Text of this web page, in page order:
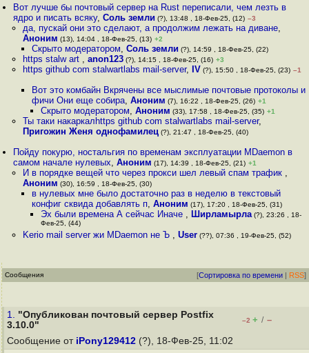
Вот лучше бы почтовый сервер на Rust переписали, чем лезть в
ядро и писать всяку,Соль земли (?), 13:48 , 18-Фев-25, (12) –3
да, пускай они это сделают, а продолжим лежать на диване,
Аноним (13), 14:04 , 18-Фев-25, (13) +2
Скрыто модератором, Соль земли (?), 14:59 , 18-Фев-25, (22)
https stalw art , anon123(?), 14:15 , 18-Фев-25, (16) +3
https github com stalwartlabs mail-server, IV (?), 15:50 , 18-Фев-25, (23) –1
Вот это комбайн Вкрячены все мыслимые почтовые протоколы и
фичи Они еще собира, Аноним (7), 16:22 , 18-Фев-25, (26) +1
Скрыто модератором,Аноним (33), 17:58 , 18-Фев-25, (35) +1
Ты таки накаркалhttps github com stalwartlabs mail-server,
Пригожин Женя однофамилец(?), 21:47 , 18-Фев-25, (40)
Пойду покурю, ностальгия по временам эксплуатации MDaemon в
самом начале нулевых,Аноним (17), 14:39 , 18-Фев-25, (21) +1
И в порядке вещей что через прокси шел левый спам трафик ,
Аноним (30), 16:59 , 18-Фев-25, (30)
в нулевых мне было достаточно раз в неделю в текстовый
конфиг сквида добавлять п, Аноним (17), 17:20 , 18-Фев-25, (31)
Эх были времена А сейчас Иначе , Ширламырла (?), 23:26 , 18-
Фев-25, (44)
Kerio mail server жи MDaemon не Ъ , User(??), 07:36 , 19-Фев-25, (52)
Сообщения [Сортировка по времени | RSS]
1. "Опубликован почтовый сервер Postfix
3.10.0"
–2 + / –
Сообщение от iPony129412 (?), 18-Фев-25, 11:02